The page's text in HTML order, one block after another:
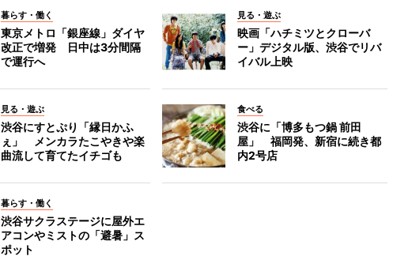
暮らす・働く
東京メトロ「銀座線」ダイヤ
改正で増発 日中は3分間隔
で運行へ
見る・遊ぶ
映画「ハチミツとクローバ
ー」デジタル版、渋谷でリバ
イバル上映
見る・遊ぶ
渋谷にすとぷり「縁日かふ
ぇ」 メンカラたこやきや楽
曲流して育てたイチゴも
食べる
渋谷に「博多もつ鍋 前田
屋」 福岡発、新宿に続き都
内2号店
暮らす・働く
渋谷サクラステージに屋外エ
アコンやミストの「避暑」ス
ポット